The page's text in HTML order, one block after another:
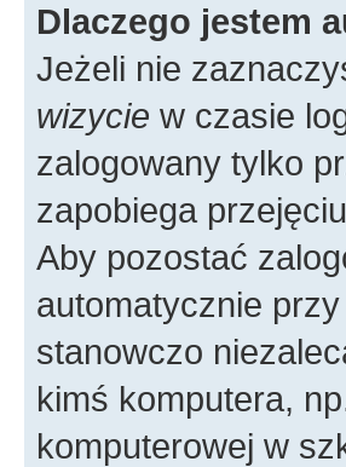
Dlaczego jestem
Jeżeli nie
wizycie w czasie
zalogowany tylko
zapobiega
Aby pozostać
automatycznie
stanowczo
kimś komputera,
komputerowej w